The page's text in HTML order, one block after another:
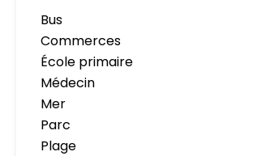
Bus
Commerces
École primaire
Médecin
Mer
Parc
Plage